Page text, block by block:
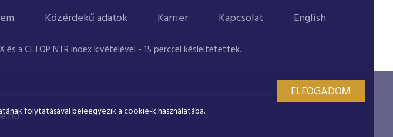
Közérdekű adatok Karrier Kapcsolat English
a CETOP NTR index kivételével - 15 perccel késleltetettek.
folytatásával beleegyezik a cookie-k használatába.
ELFOGADOM